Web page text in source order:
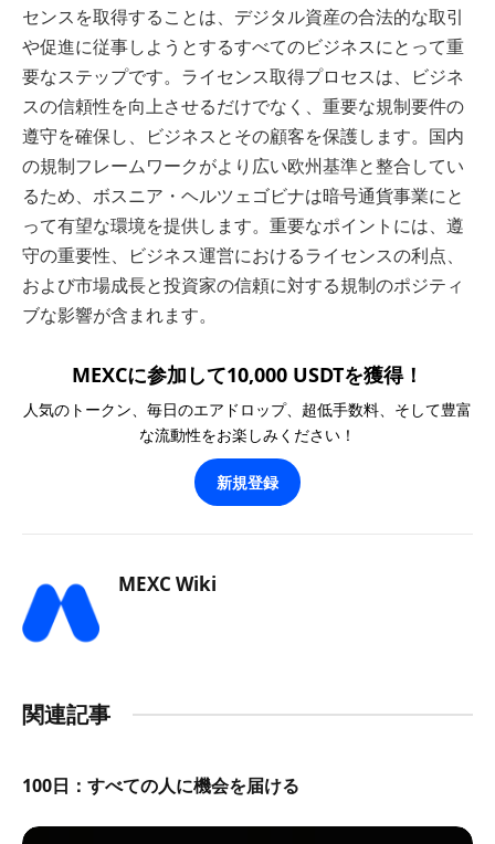
センスを取得することは、デジタル資産の合法的な取引
や促進に従事しようとするすべてのビジネスにとって重
要なステップです。ライセンス取得プロセスは、ビジネ
スの信頼性を向上させるだけでなく、重要な規制要件の
遵守を確保し、ビジネスとその顧客を保護します。国内
の規制フレームワークがより広い欧州基準と整合してい
るため、ボスニア・ヘルツェゴビナは暗号通貨事業にと
って有望な環境を提供します。重要なポイントには、遵
守の重要性、ビジネス運営におけるライセンスの利点、
および市場成長と投資家の信頼に対する規制のポジティ
ブな影響が含まれます。
MEXCに参加して10,000 USDTを獲得！
人気のトークン、毎日のエアドロップ、超低手数料、そして豊富
な流動性をお楽しみください！
新規登録
MEXC Wiki
関連記事
100日：すべての人に機会を届ける